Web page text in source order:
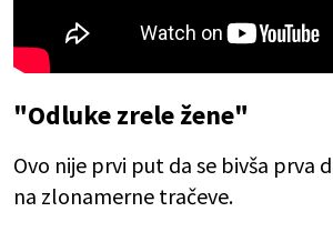
"Odluke zrele žene"
Ovo nije prvi put da se bivša prva
na zlonamerne tračeve.